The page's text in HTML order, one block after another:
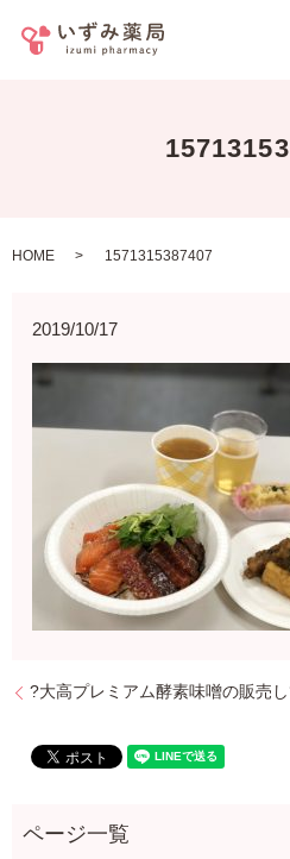
HOME 1571315387407
2019/10/17
?大高プレミアム酵素味噌の販売し